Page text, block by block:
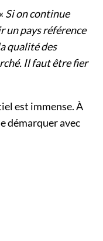
Si on continue
un pays référence
qualité des
Il faut être fier
est immense. À
démarquer avec